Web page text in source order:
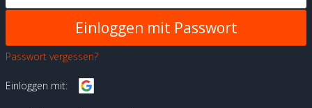
Passwort vergessen?
Einloggen mit: